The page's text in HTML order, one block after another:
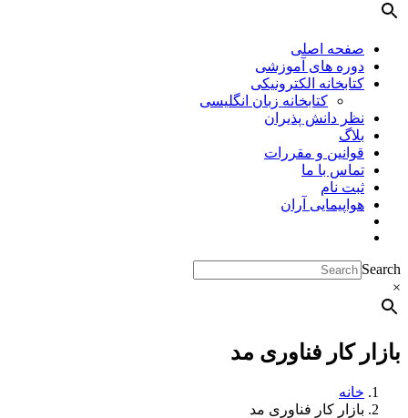
صفحه اصلی
دوره های آموزشی
کتابخانه الکترونیکی
کتابخانه زبان انگلیسی
نظر دانش پذیران
بلاگ
قوانین و مقررات
تماس با ما
ثبت نام
هواپیمایی آران
Search
×
بازار کار فناوری مد
خانه
بازار کار فناوری مد